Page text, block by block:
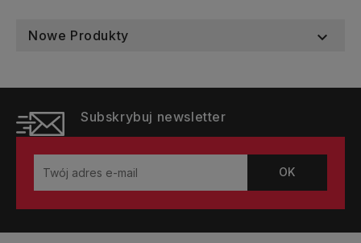
Nowe Produkty 
Subskrybuj newsletter